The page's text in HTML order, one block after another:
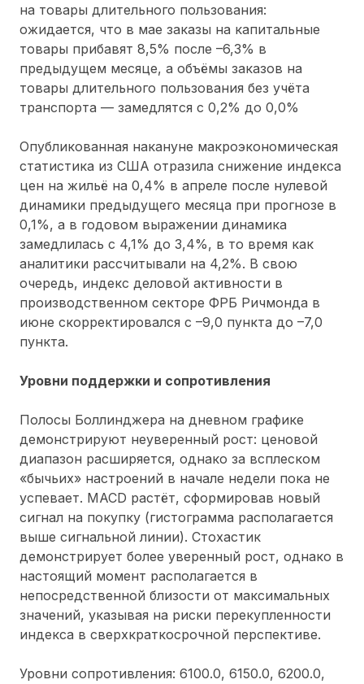
на товары длительного пользования:
ожидается, что в мае заказы на капитальные
товары прибавят 8,5% после –6,3% в
предыдущем месяце, а объёмы заказов на
товары длительного пользования без учёта
транспорта — замедлятся с 0,2% до 0,0%
Опубликованная накануне макроэкономическая
статистика из США отразила снижение индекса
цен на жильё на 0,4% в апреле после нулевой
динамики предыдущего месяца при прогнозе в
0,1%, а в годовом выражении динамика
замедлилась с 4,1% до 3,4%, в то время как
аналитики рассчитывали на 4,2%. В свою
очередь, индекс деловой активности в
производственном секторе ФРБ Ричмонда в
июне скорректировался с –9,0 пункта до –7,0
пункта.
Уровни поддержки и сопротивления
Полосы Боллинджера на дневном графике
демонстрируют неуверенный рост: ценовой
диапазон расширяется, однако за всплеском
«бычьих» настроений в начале недели пока не
успевает. MACD растёт, сформировав новый
сигнал на покупку (гистограмма располагается
выше сигнальной линии). Стохастик
демонстрирует более уверенный рост, однако в
настоящий момент располагается в
непосредственной близости от максимальных
значений, указывая на риски перекупленности
индекса в сверхкраткосрочной перспективе.
Уровни сопротивления: 6100.0, 6150.0, 6200.0,